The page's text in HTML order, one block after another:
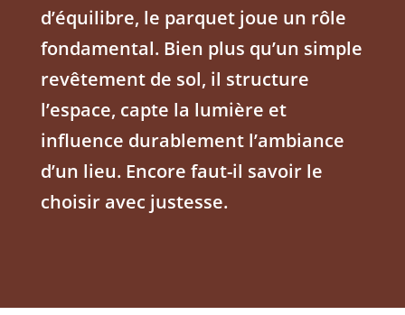
d’équilibre, le parquet joue un rôle
fondamental. Bien plus qu’un simple
revêtement de sol, il structure
l’espace, capte la lumière et
influence durablement l’ambiance
d’un lieu. Encore faut-il savoir le
choisir avec justesse.